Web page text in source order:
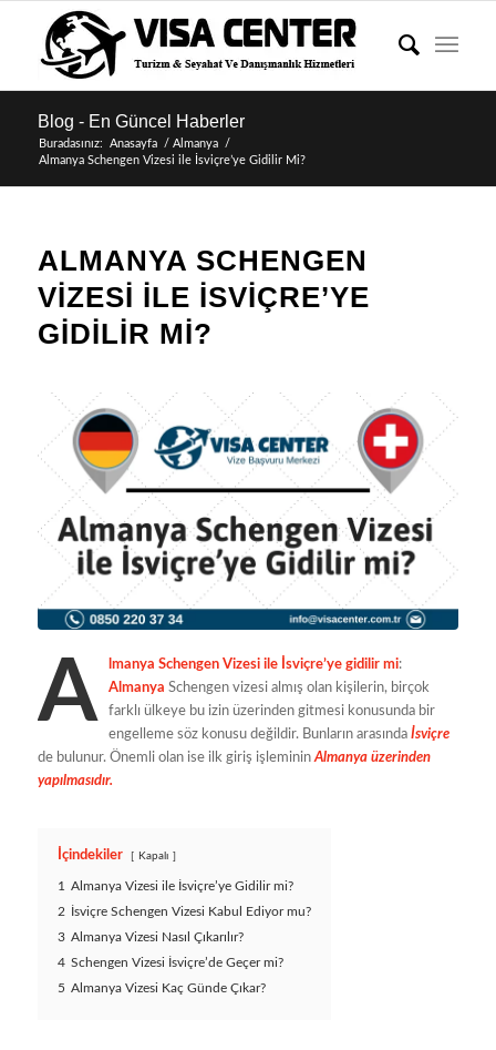
Blog - En Güncel Haberler
Buradasınız: Anasayfa / Almanya
/
Almanya Schengen Vizesi ile İsviçre’ye Gidilir Mi?
ALMANYA SCHENGEN
VIZESI ILE İSVIÇRE’YE
GIDILIR MI?
A lmanya Schengen Vizesi ile İsviçre’ye gidilir mi:
Almanya Schengen vizesi almış olan kişilerin, birçok
farklı ülkeye bu izin üzerinden gitmesi konusunda bir
engelleme söz konusu değildir. Bunların arasında İsviçre
de bulunur. Önemli olan ise ilk giriş işlemininAlmanya üzerinden
yapılmasıdır.
İçindekiler Kapalı
1 Almanya Vizesi ile İsviçre’ye Gidilir mi?
2 İsviçre Schengen Vizesi Kabul Ediyor mu?
3 Almanya Vizesi Nasıl Çıkarılır?
4 Schengen Vizesi İsviçre’de Geçer mi?
5 Almanya Vizesi Kaç Günde Çıkar?